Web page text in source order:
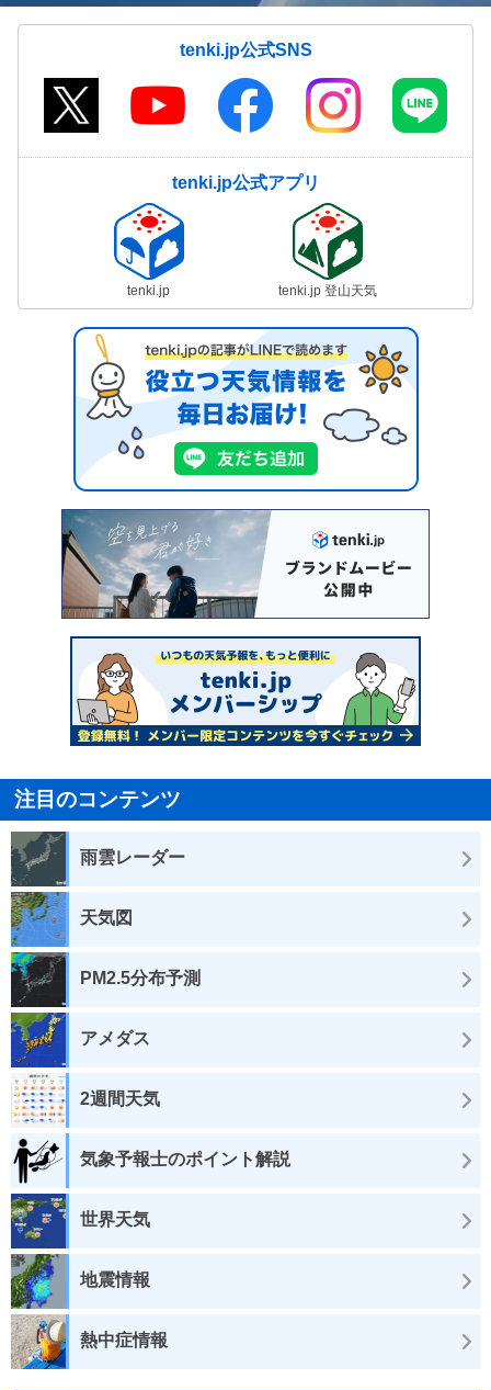
tenki.jp公式SNS
tenki.jp公式アプリ
tenki.jp tenki.jp 登山天気
注目のコンテンツ
雨雲レーダー
天気図
PM2.5分布予測
アメダス
2週間天気
気象予報士のポイント解説
世界天気
地震情報
熱中症情報